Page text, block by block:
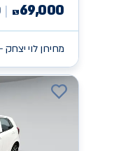
₪69,000
מחירון לוי יצחק -